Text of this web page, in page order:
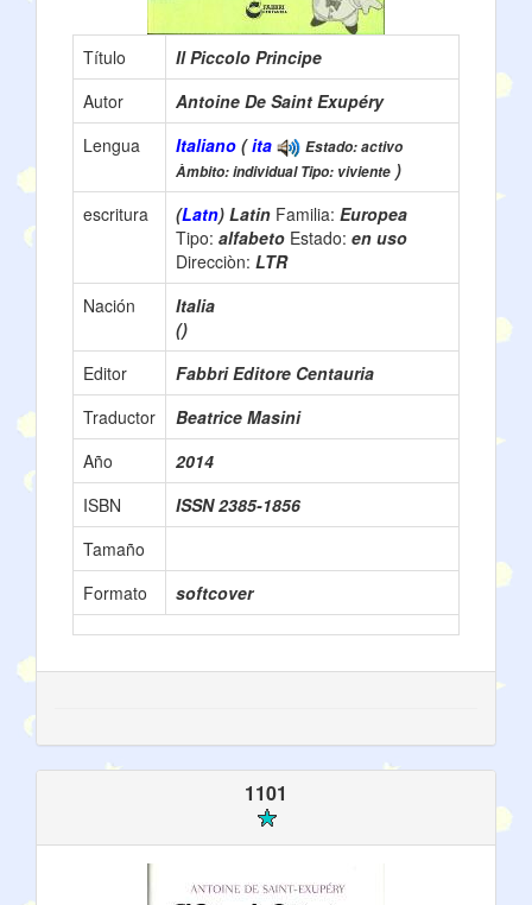
Título
Il Piccolo Principe
Autor
Antoine De Saint Exupéry
Lengua
Italiano (ita
Estado: activo
Àmbito: individual Tipo: viviente )
escritura
(Latn) Latin Familia: Europea
Tipo: alfabeto Estado: en uso
Direcciòn: LTR
Nación
Italia
()
Editor
Fabbri Editore Centauria
Traductor
Beatrice Masini
Año
2014
ISBN
ISSN 2385-1856
Tamaño
Formato
softcover
1101